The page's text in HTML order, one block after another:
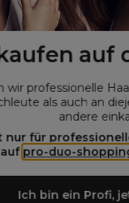
auf
wir professionelle
als auch an
andere
nur für
auf pro-duo-
Ich bin ein Profi,
zu werden